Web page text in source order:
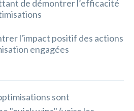
de démontrer l’efficacité
l'impact positif des actions
engagées
sont